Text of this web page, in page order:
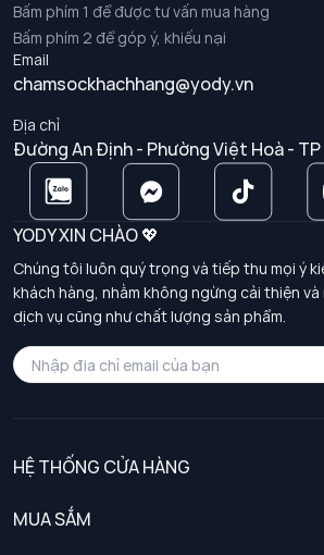
Bấm phím 1 để được tư vấn mua hàng
Bấm phím 2 để góp ý, khiếu nại
Email
chamsockhachhang@yody.vn
Địa chỉ
Đường An Định - Phường Việt Hoà - TP
YODY XIN CHÀO 💖
Chúng tôi luôn quý trọng và tiếp thu mọi ý
khách hàng, nhằm không ngừng cải thiện
dịch vụ cũng như chất lượng sản phẩm.
HỆ THỐNG CỬA HÀNG
MUA SẮM